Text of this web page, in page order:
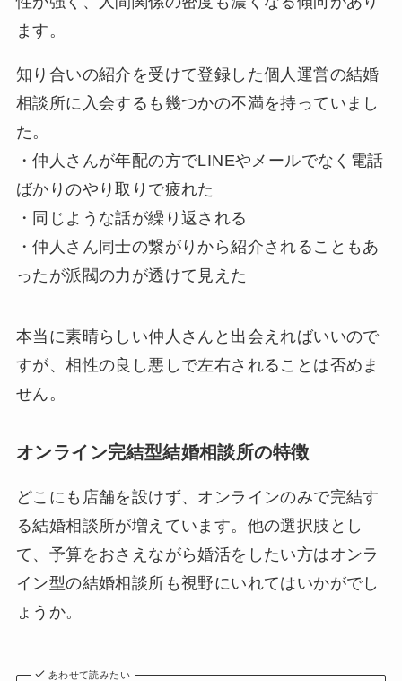
ます。
知り合いの紹介を受けて登録した個人運営の結婚
相談所に入会するも幾つかの不満を持っていまし
た。
・仲人さんが年配の方でLINEやメールでなく電話
ばかりのやり取りで疲れた
・同じような話が繰り返される
・仲人さん同士の繋がりから紹介されることもあ
ったが派閥の力が透けて見えた
本当に素晴らしい仲人さんと出会えればいいので
すが、相性の良し悪しで左右されることは否めま
せん。
オンライン完結型結婚相談所の特徴
どこにも店舗を設けず、オンラインのみで完結す
る結婚相談所が増えています。他の選択肢とし
て、予算をおさえながら婚活をしたい方はオンラ
イン型の結婚相談所も視野にいれてはいかがでし
ょうか。
あわせて読みたい